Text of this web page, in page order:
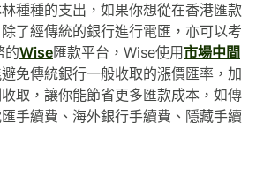
種種的支出，如果你想從在香港匯款
了經傳統的銀行進行電匯，亦可以考
的Wise匯款平台，Wise使用市場中間
免傳統銀行一般收取的漲價匯率，加
取，讓你能節省更多匯款成本，如傳
手續費、海外銀行手續費、隱藏手續